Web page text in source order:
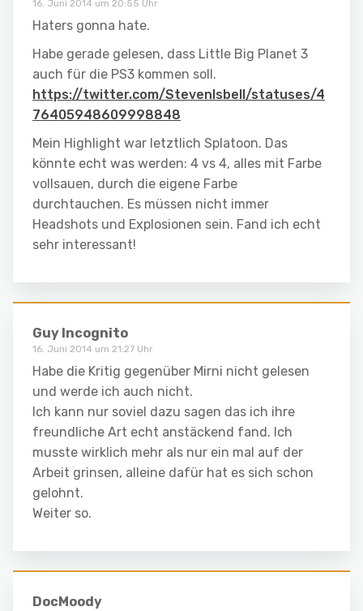
16. Juni 2014 um 20:55 Uhr
Haters gonna hate.
Habe gerade gelesen, dass Little Big Planet 3
auch für die PS3 kommen soll.
https://twitter.com/StevenIsbell/statuses/4
76405948609998848
Mein Highlight war letztlich Splatoon. Das
könnte echt was werden: 4 vs 4, alles mit Farbe
vollsauen, durch die eigene Farbe
durchtauchen. Es müssen nicht immer
Headshots und Explosionen sein. Fand ich echt
sehr interessant!
Guy Incognito
16. Juni 2014 um 21:27 Uhr
Habe die Kritig gegenüber Mirni nicht gelesen
und werde ich auch nicht.
Ich kann nur soviel dazu sagen das ich ihre
freundliche Art echt anstäckend fand. Ich
musste wirklich mehr als nur ein mal auf der
Arbeit grinsen, alleine dafür hat es sich schon
gelohnt.
Weiter so.
DocMoody